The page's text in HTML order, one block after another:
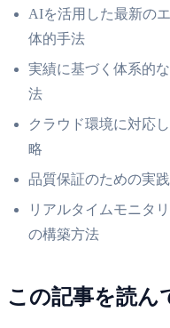
AIを活用した最新の
体的手法
実績に基づく体系的
法
クラウド環境に対応
略
品質保証のための実
リアルタイムモニタ
の構築方法
この記事を読ん